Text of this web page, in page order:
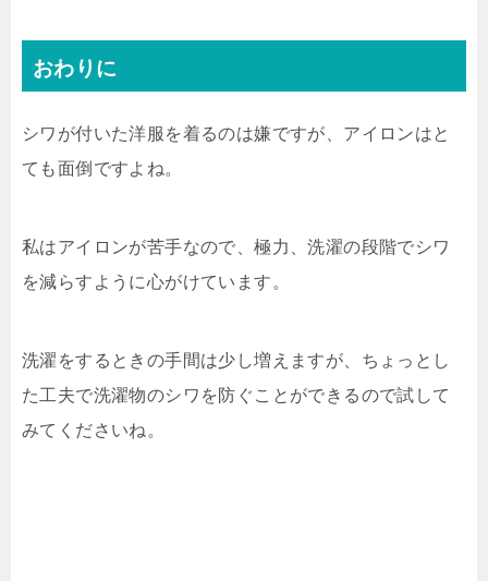
おわりに
シワが付いた洋服を着るのは嫌ですが、アイロンはと
ても面倒ですよね。
私はアイロンが苦手なので、極力、洗濯の段階でシワ
を減らすように心がけています。
洗濯をするときの手間は少し増えますが、ちょっとし
た工夫で洗濯物のシワを防ぐことができるので試して
みてくださいね。